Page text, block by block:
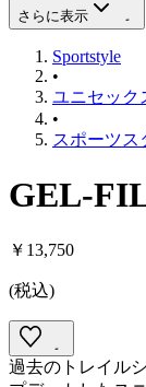
さらに表示
Sportstyle
•
ユニセック
•
スポーツス
GEL-
￥13,750
(税込)
過去のトレイル